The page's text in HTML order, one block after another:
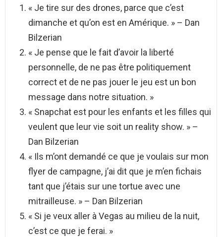
« Je tire sur des drones, parce que c’est
dimanche et qu’on est en Amérique. » – Dan
Bilzerian
« Je pense que le fait d’avoir la liberté
personnelle, de ne pas être politiquement
correct et de ne pas jouer le jeu est un bon
message dans notre situation. »
« Snapchat est pour les enfants et les filles qui
veulent que leur vie soit un reality show. » –
Dan Bilzerian
« Ils m’ont demandé ce que je voulais sur mon
flyer de campagne, j’ai dit que je m’en fichais
tant que j’étais sur une tortue avec une
mitrailleuse. » – Dan Bilzerian
« Si je veux aller à Vegas au milieu de la nuit,
c’est ce que je ferai. »